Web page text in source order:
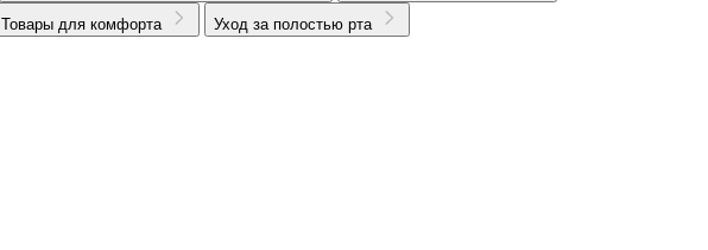
Товары для комфорта Уход за полостью рта